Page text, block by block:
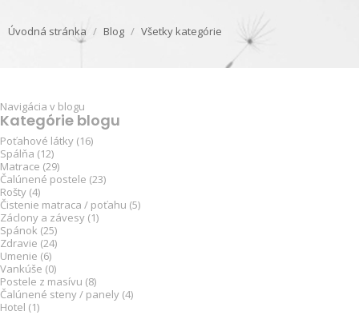
Úvodná stránka Blog Všetky kategórie
Navigácia v blogu
Kategórie blogu
Poťahové látky (16)
Spálňa (12)
Matrace (29)
Čalúnené postele (23)
Rošty (4)
Čistenie matraca / poťahu (5)
Záclony a závesy (1)
Spánok (25)
Zdravie (24)
Umenie (6)
Vankúše (0)
Postele z masívu (8)
Čalúnené steny / panely (4)
Hotel (1)